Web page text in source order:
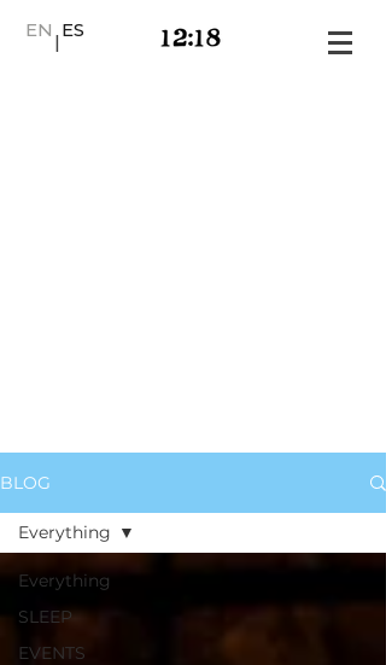
EN ES
|
BLOG
Everything
SLEEP
EVENTS
Everything